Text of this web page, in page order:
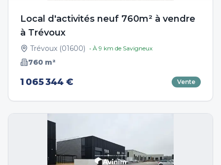
Local d'activités neuf 760m² à vendre
à Trévoux
Trévoux (01600) • À 9 km de Savigneux
760 m²
1 065 344 € Vente